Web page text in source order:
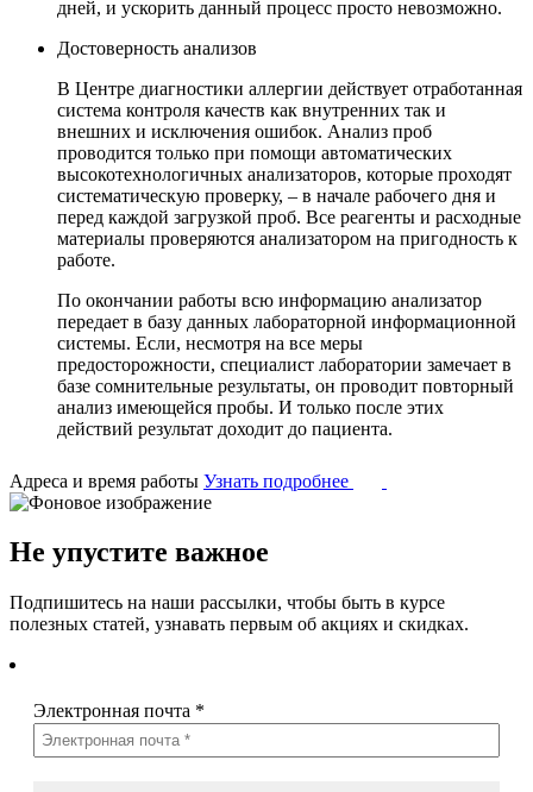
дней, и ускорить данный процесс просто невозможно.
Достоверность анализов
В Центре диагностики аллергии действует отработанная
система контроля качеств как внутренних так и
внешних и исключения ошибок. Анализ проб
проводится только при помощи автоматических
высокотехнологичных анализаторов, которые проходят
систематическую проверку, – в начале рабочего дня и
перед каждой загрузкой проб. Все реагенты и расходные
материалы проверяются анализатором на пригодность к
работе.
По окончании работы всю информацию анализатор
передает в базу данных лабораторной информационной
системы. Если, несмотря на все меры
предосторожности, специалист лаборатории замечает в
базе сомнительные результаты, он проводит повторный
анализ имеющейся пробы. И только после этих
действий результат доходит до пациента.
Адреса и время работы Узнать подробнее
Не упустите важное
Подпишитесь на наши рассылки, чтобы быть в курсе
полезных статей, узнавать первым об акциях и скидках.
Электронная почта *